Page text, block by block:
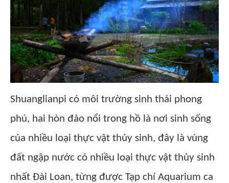
Shuanglianpi có môi trường sinh thái phong
phú, hai hòn đảo nổi trong hồ là nơi sinh sống
của nhiều loại thực vật thủy sinh, đây là vùng
đất ngập nước có nhiều loại thực vật thủy sinh
nhất Đài Loan, từng được Tạp chí Aquarium ca